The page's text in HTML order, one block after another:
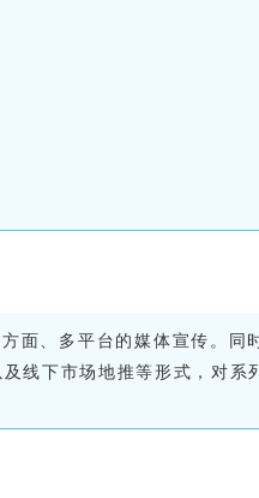
面、多平台的媒体宣传。同
线下市场地推等形式，对系